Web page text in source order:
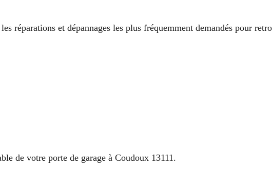
réparations et dépannages les plus fréquemment demandés pour
de votre porte de garage à Coudoux 13111.